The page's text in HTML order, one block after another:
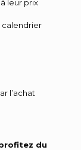
leur prix
calendrier
l’achat
du